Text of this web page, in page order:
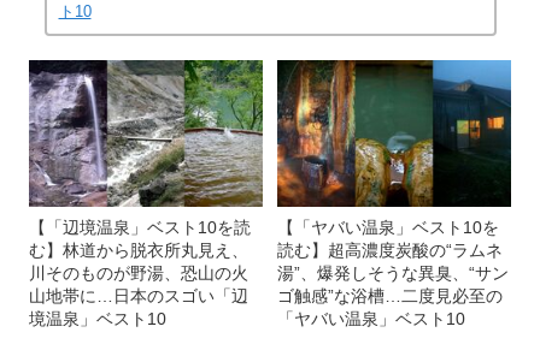
ト10
【「辺境温泉」ベスト10を読
む】林道から脱衣所丸見え、
川そのものが野湯、恐山の火
山地帯に…日本のスゴい「辺
境温泉」ベスト10
【「ヤバい温泉」ベスト10を
読む】超高濃度炭酸の“ラムネ
湯”、爆発しそうな異臭、“サン
ゴ触感”な浴槽…二度見必至の
「ヤバい温泉」ベスト10